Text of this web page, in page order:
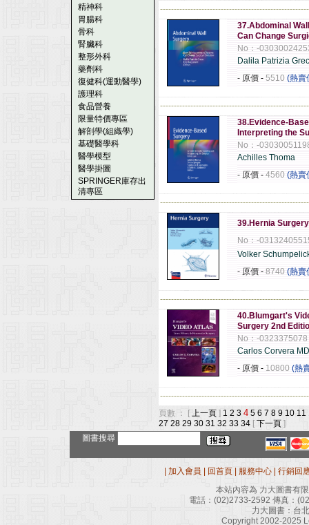
精神科
胃腸科
骨科
腎臟科
整形外科
藥劑科
復健科(運動醫學)
護理科
食品營養
限量特價專區
解剖學(組織學)
基礎醫學科
醫學模型
醫學掛圖
SPRINGER庫存出
清專區
37.Abdominal
Can Change
No：-
Dalila Patrizia
- 原價 - 5510 (熱賣
38.Evidence-
Interpreting the
No：-
Achilles Thoma
- 原價 - 4560 (熱賣
39.Hernia
No：-
Volker
- 原價 - 8740 (熱賣
40.Blumgart's
Surgery 2nd
No：-0323375078
Carlos Corvera
- 原價 - 10800 (熱
頁數 ： [ 上一頁 ] 1 2 3 4 5 6 7 8 9 10 11
27 28 29 30 31 32 33 34 [ 下一頁 ]
圖書搜尋
加入會員 回首頁 服務中心
行銷回
本站內容為 力大圖書有
電話： (02)2733-2592 傳真：
力大圖書：台
Copyright 2002-2025